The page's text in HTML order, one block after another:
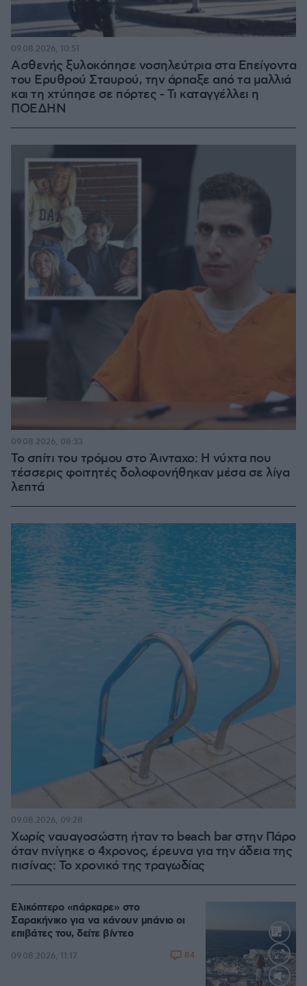
Ασθενής ξυλοκόπησε νοσηλεύτρια στα Επείγοντα
του Ερυθρού Σταυρού, την άρπαξε από τα μαλλιά
και τη χτύπησε σε πόρτες - Τι καταγγέλλει η
ΠΟΕΔΗΝ
09.08.2026, 10:51
Το σπίτι του τρόμου στο Άινταχο: Η νύχτα που
τέσσερις φοιτητές δολοφονήθηκαν μέσα σε λίγα
λεπτά
09.08.2026, 08:33
Χωρίς ναυαγοσώστη ήταν το beach bar στην Πάρο
όταν πνίγηκε ο 4χρονος, έρευνα για την άδεια της
πισίνας: Το χρονικό της τραγωδίας
09.08.2026, 09:28
Ελικόπτερο «πάρκαρε» στο
Σαρακήνικο για να κάνουν μπάνιο οι
επιβάτες του, δείτε βίντεο
09.08.2026, 11:17 84